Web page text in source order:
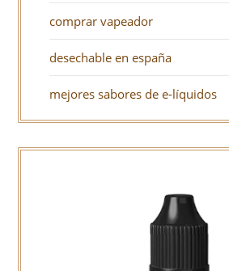
comprar vapeador
desechable en españa
mejores sabores de e-líquidos